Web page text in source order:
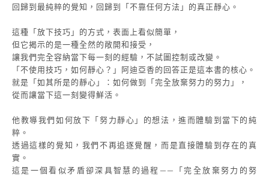
回歸到最純粹的覺知，回歸到「不靠任何方法」的真正靜心。
這種「放下技巧」的方式，表面上看似簡單，
但它揭示的是一種全然的敞開和接受，
讓我們完全容納當下每一刻的經驗，不試圖控制或改變。
「不使用技巧，如何靜心？」阿迪亞香的回答正是這本書的核心。
就是「如其所是的靜心」：如何做到「完全放棄努力的努力」，
從而讓當下這一刻變得鮮活。
他教導我們如何放下「努力靜心」的想法，進而體驗到當下的純
粹。
透過這樣的覺知，我們不再追逐覺醒，而是直接體驗到存在的真
實。
這是一個看似矛盾卻深具智慧的過程——「完全放棄努力的努